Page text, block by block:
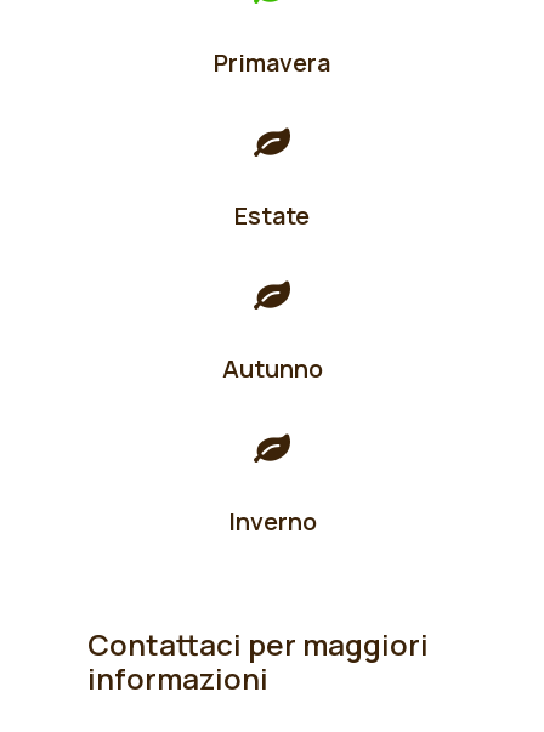
Primavera
Estate
Autunno
Inverno
Contattaci per maggiori
informazioni